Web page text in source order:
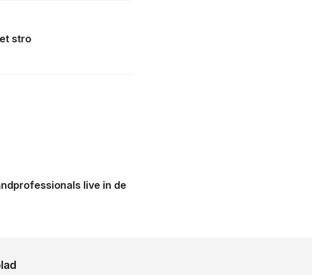
stro
live in de